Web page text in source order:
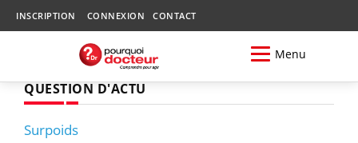
INSCRIPTION CONNEXION CONTACT
Menu
QUESTION D'ACTU
Surpoids